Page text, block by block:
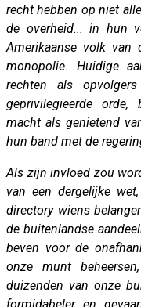
recht hebben op niet
de overheid... in hun
Amerikaanse volk
monopolie. Huidige
rechten als
geprivilegieerde
macht als genietend
hun band met de
Als zijn invloed zou
van een dergelijke
directory wiens
de buitenlandse
beven voor de
onze munt
duizenden van onze